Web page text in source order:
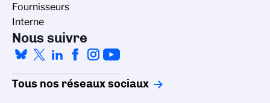
Fournisseurs
Interne
Nous suivre
Tous nos réseaux sociaux